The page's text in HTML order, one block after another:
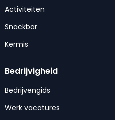
Activiteiten
Snackbar
Kermis
Bedrijvigheid
Bedrijvengids
Werk vacatures